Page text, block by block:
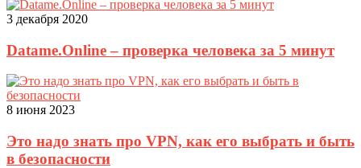
3 декабря 2020
Datame.Online – проверка человека за 5 минут
8 июня 2023
Это надо знать про VPN, как его выбрать и быть
в безопасности